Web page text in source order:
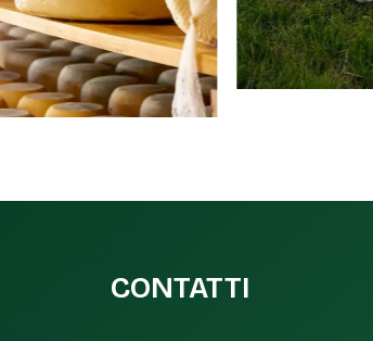
CONTATTI